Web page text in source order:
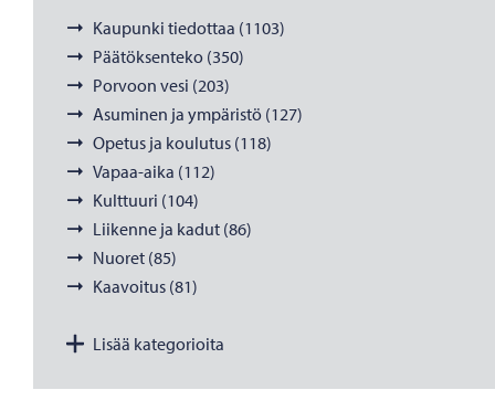
Kaupunki tiedottaa (1103)
Päätöksenteko (350)
Porvoon vesi (203)
Asuminen ja ympäristö (127)
Opetus ja koulutus (118)
Vapaa-aika (112)
Kulttuuri (104)
Liikenne ja kadut (86)
Nuoret (85)
Kaavoitus (81)
Lisää kategorioita